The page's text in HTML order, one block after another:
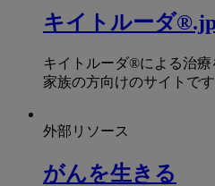
キイトルーダ
キイトルーダ®による治
家族の方向けのサイトです
外部リソース
がんを生きる